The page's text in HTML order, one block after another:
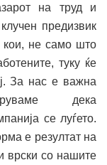
на труд и
предизвик
кои, не само што
туку ќе
За нас е важна
дека
се луѓето.
е резултат на
врски со нашите